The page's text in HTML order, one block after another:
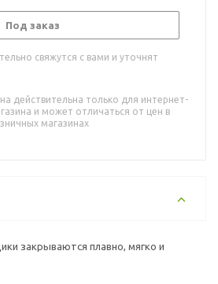
Под заказ
свяжутся с вами и уточнят
действительна только для интернет-
и может отличаться от цен в
магазинах
закрываются плавно, мягко и